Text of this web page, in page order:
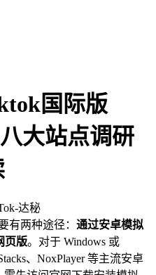
国际版
大站点调研
达秘
有两种途径： 通过安卓模拟
页版。对于 Windows 或
、NoxPlayer 等主流安卓